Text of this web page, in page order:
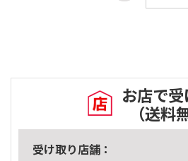
お店で
（送料
受け取り店舗：